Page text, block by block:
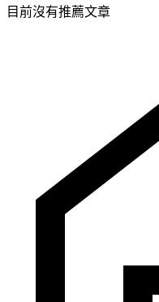
目前沒有推薦文章